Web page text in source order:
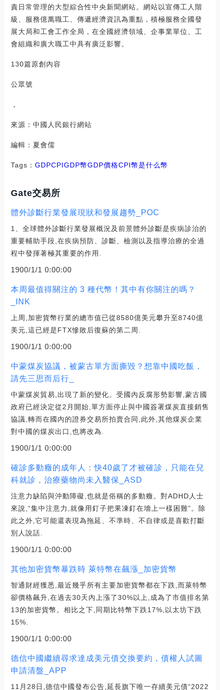
責日常管理的大型綜合性中央新聞網站。網站以宣傳工人階
級、服務億萬職工、傳遞經濟資訊為重點，積極服務全國發
展大局和工會工作全局，在全國經濟領域、企事業單位、工
會組織和廣大職工中具有廣泛影響。
130篇原創內容
公眾號
，
來源：中國人民銀行網站
編輯：夏會儒
Tags： GDPCPIGDP幣GDP價格CPI幣是什么幣
Gate交易所
體外診斷行業發展現狀和發展趨勢_POC
1、全球體外診斷行業發展概況及前景體外診斷是疾病診治的
重要輔助手段,在疾病預防、診斷、檢測以及指導治療的全過
程中發揮著極其重要的作用.
1900/1/1 0:00:00
本周最值得關注的 3 種代幣！其中有你關注的嗎？
_INK
上周,加密貨幣行業的總市值已從8580億美元攀升至8740億
美元,這已經是FTX慘敗后復蘇的第二周.
1900/1/1 0:00:00
中蒙煤炭協議，被蒙古單方面撕毀？想靠中國吃飯，
請先三思而后行_
中蒙煤炭貿易,出現了新的變化。受國內反腐形勢影響,蒙古國
政府已經決定從2月開始,單方面停止與中國簽署煤炭直接銷售
協議,轉而在國內的證券交易所拍賣合同,此外,其他煤炭企業
對中國的煤炭出口,也將改為.
1900/1/1 0:00:00
確診多動癥的成年人：快40歲了才被確診，只能在兒
科就診，治療藥物尚未入醫保_ASD
注意力缺陷與沖動障礙,也就是俗稱的多動癥。對ADHD人士
來說,“集中注意力,就像用釘子把果凍釘在墻上一樣困難”。除
此之外,它可能還表現為拖延、不準時、不自律或是喜歡打斷
別人說話.
1900/1/1 0:00:00
其他加密貨幣暴跌時 萊特幣在飆漲_加密貨幣
智通財經獲悉,最近幾乎所有主要加密貨幣都在下跌,而萊特幣
卻價格飆升,在過去30天內上漲了30%以上,成為了市值排名第
13的加密貨幣。相比之下,同期比特幣下跌17%,以太坊下跌
15%.
1900/1/1 0:00:00
德信中國繼續尋求達成美元債交換要約，債權人試圖
申請清盤_APP
11月28日,德信中國發布公告,延長旗下唯一存續美元債“2022